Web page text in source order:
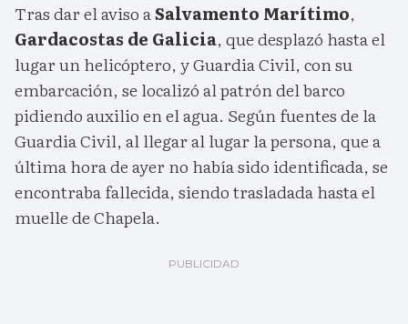
Tras dar el aviso aSalvamento Marítimo,
Gardacostas de Galicia, que desplazó hasta el
lugar un helicóptero, y Guardia Civil, con su
embarcación, se localizó al patrón del barco
pidiendo auxilio en el agua. Según fuentes de la
Guardia Civil, al llegar al lugar la persona, que a
última hora de ayer no había sido identificada, se
encontraba fallecida, siendo trasladada hasta el
muelle de Chapela.